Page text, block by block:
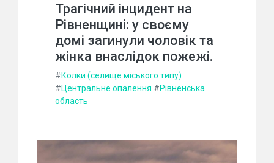
Трагічний інцидент на
Рівненщині: у своєму
домі загинули чоловік та
жінка внаслідок пожежі.
#Колки (селище міського типу)
#Центральне опалення #Рівненська
область